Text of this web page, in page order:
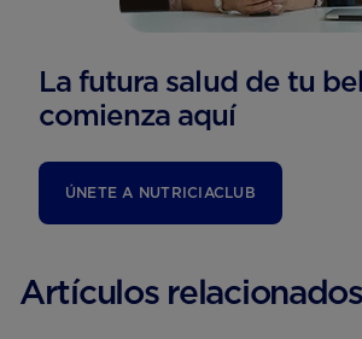
La futura salud de tu
comienza aquí
ÚNETE A NUTRICIACLUB
Artículos